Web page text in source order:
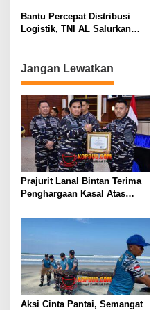
3
T
u
n
2
0
2
4
Lingkungan Kodaeral X
Bantu Percepat Distribusi
Logistik, TNI AL Salurkan
Aceh
Jangan Lewatkan
Prajurit Lanal Bintan Terima
Penghargaan Kasal Atas
Penyelundupan Narkotika
Aksi Cinta Pantai, Semangat